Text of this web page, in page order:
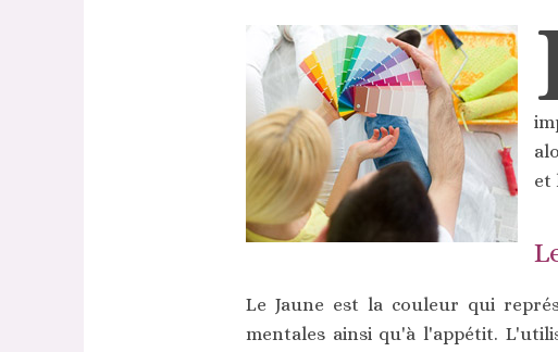
et
Le Jaune est la couleur qui
mentales ainsi qu'à l'appétit.